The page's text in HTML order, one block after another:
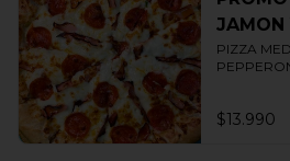
JAMON
PIZZA
$13.990